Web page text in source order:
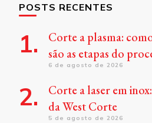
POSTS RECENTES
Corte a plasma:
são as etapas do
6 de agosto de 2026
Corte a laser em
da West Corte
5 de agosto de 2026